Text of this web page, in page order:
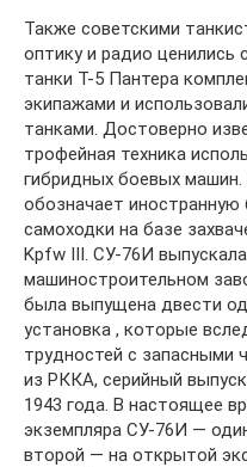
Также советскими
оптику и радио ценились
танки Т-5 Пантера
экипажами и
танками. Достоверно
трофейная техника
гибридных боевых
обозначает иностранную
самоходки на базе
Kpfw III. СУ-76И
машиностроительном
была выпущена двести
установка , которые
трудностей с запасными
из РККА, серийный
1943 года. В настоящее
экземпляра СУ-76И —
второй — на открытой